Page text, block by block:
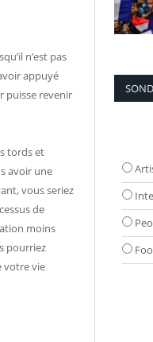
n’est pas
appuyé
puisse revenir
tords et
avoir une
vous seriez
de
moins
pourriez
votre vie